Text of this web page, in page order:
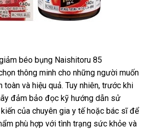
béo bụng Naishitoru 85
thông minh cho những người muốn
toàn và hiệu quả. Tuy nhiên, trước khi
đảm bảo đọc kỹ hướng dẫn sử
của chuyên gia y tế hoặc bác sĩ để
phù hợp với tình trạng sức khỏe và